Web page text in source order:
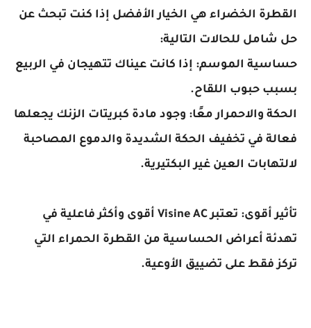
الخضراء هي الخيار الأفضل إذا كنت تبحث عن
للحالات التالية:
الموسم: إذا كانت عيناك تتهيجان في الربيع
حبوب اللقاح.
والاحمرار معًا: وجود مادة كبريتات الزنك يجعلها
في تخفيف الحكة الشديدة والدموع المصاحبة
العين غير البكتيرية.
تأثير أقوى: تعتبر Visine AC أقوى وأكثر فاعلية في
أعراض الحساسية من القطرة الحمراء التي
فقط على تضييق الأوعية.